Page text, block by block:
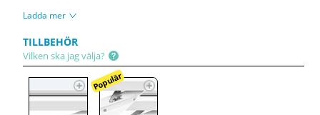
Ladda mer
TILLBEHÖR
Vilken ska jag välja?
Populär